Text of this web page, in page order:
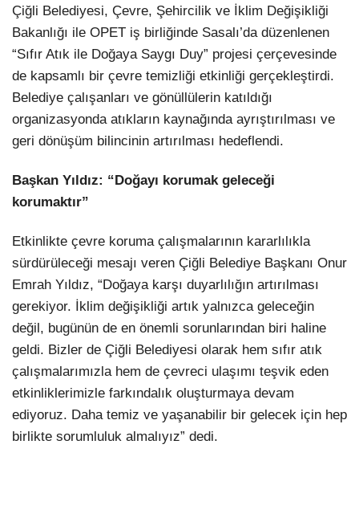
Çiğli Belediyesi, Çevre, Şehircilik ve İklim Değişikliği
Bakanlığı ile OPET iş birliğinde Sasalı’da düzenlenen
“Sıfır Atık ile Doğaya Saygı Duy” projesi çerçevesinde
de kapsamlı bir çevre temizliği etkinliği gerçekleştirdi.
Belediye çalışanları ve gönüllülerin katıldığı
organizasyonda atıkların kaynağında ayrıştırılması ve
geri dönüşüm bilincinin artırılması hedeflendi.
Başkan Yıldız: “Doğayı korumak geleceği
korumaktır”
Etkinlikte çevre koruma çalışmalarının kararlılıkla
sürdürüleceği mesajı veren Çiğli Belediye Başkanı Onur
Emrah Yıldız, “Doğaya karşı duyarlılığın artırılması
gerekiyor. İklim değişikliği artık yalnızca geleceğin
değil, bugünün de en önemli sorunlarından biri haline
geldi. Bizler de Çiğli Belediyesi olarak hem sıfır atık
çalışmalarımızla hem de çevreci ulaşımı teşvik eden
etkinliklerimizle farkındalık oluşturmaya devam
ediyoruz. Daha temiz ve yaşanabilir bir gelecek için hep
birlikte sorumluluk almalıyız” dedi.